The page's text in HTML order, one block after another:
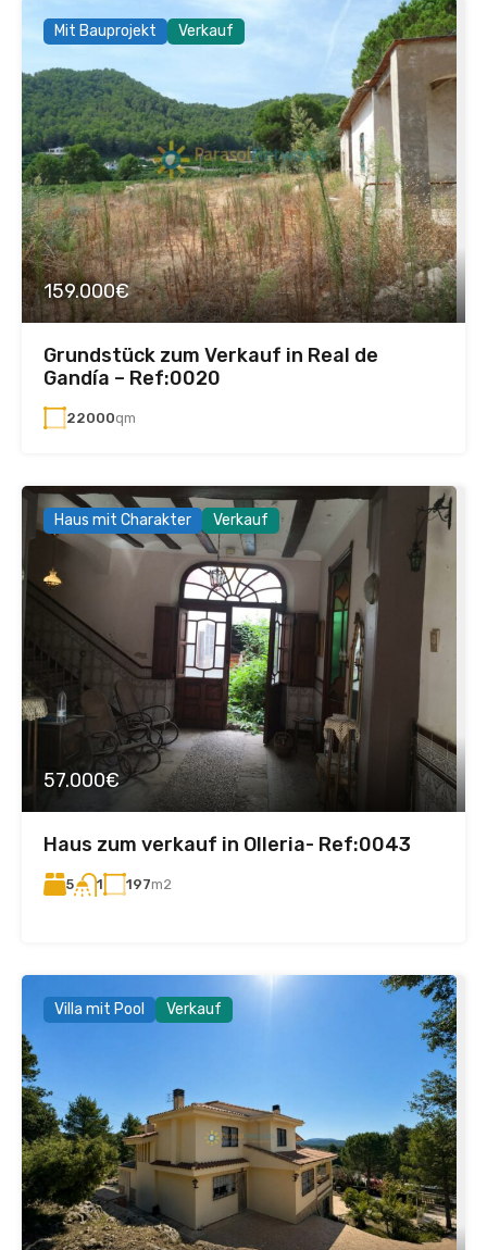
Mit Bauprojekt Verkauf
159.000€
Grundstück zum Verkauf in Real de
Gandía – Ref:0020
22000qm
Haus mit Charakter Verkauf
57.000€
Haus zum verkauf in Olleria- Ref:0043
5 1 197m2
Villa mit Pool Verkauf